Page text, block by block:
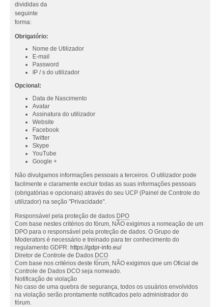
divididas da
seguinte
forma:
Obrigatório:
Nome de Utilizador
E-mail
Password
IP / s do utilizador
Opcional:
Data de Nascimento
Avatar
Assinatura do utilizador
Website
Facebook
Twitter
Skype
YouTube
Google +
Não divulgamos informações pessoais a terceiros. O utilizador pode
facilmente e claramente excluir todas as suas informações pessoais
(obrigatórias e opcionais) através do seu UCP (Painel de Controle do
utilizador) na seção "Privacidade".
Responsável pela proteção de dados DPO
Com base nestes critérios do fórum, NÃO exigimos a nomeação de um
DPO para o responsável pela proteção de dados. O Grupo de
Moderators é necessário e treinado para ter conhecimento do
regulamento GDPR: https://gdpr-info.eu/
Diretor de Controle de Dados DCO
Com base nos critérios deste fórum, NÃO exigimos que um Oficial de
Controle de Dados DCO seja nomeado.
Notificação de violação
No caso de uma quebra de segurança, todos os usuários envolvidos
na violação serão prontamente notificados pelo administrador do
fórum.